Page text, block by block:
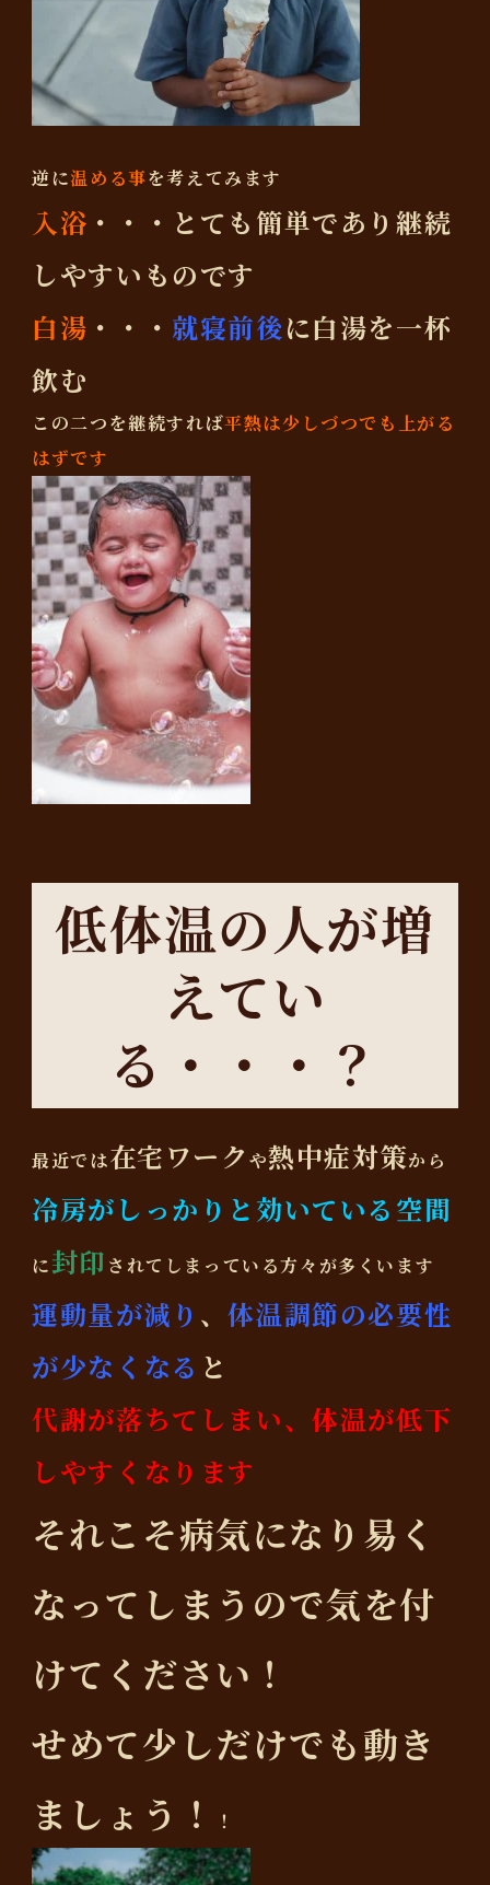
逆に温める事を考えてみます
入浴 ・・・とても簡単であり継続
しやすいものです
白湯 ・・・ 就寝前後に白湯を一杯
飲む
この二つを継続すれば平熱は少しづつでも上がる
はずです
低体温の人が増
えてい
る・・・？
最近では在宅ワーク や熱中症対策から
冷房がしっかりと効いている空間
に封印 されてしまっている方々が多くいます
運動量が減り 、体温調節の必要性
が少なくなる と
代謝が落ちてしまい、体温が低下
しやすくなります
それこそ病気になり易く
なってしまうので気を付
けてください！
せめて少しだけでも動き
ましょう！
！